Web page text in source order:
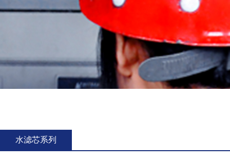
水滤芯系列